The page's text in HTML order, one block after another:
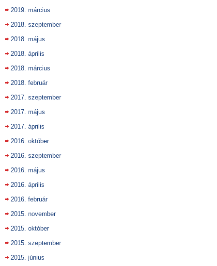
2019. március
2018. szeptember
2018. május
2018. április
2018. március
2018. február
2017. szeptember
2017. május
2017. április
2016. október
2016. szeptember
2016. május
2016. április
2016. február
2015. november
2015. október
2015. szeptember
2015. június